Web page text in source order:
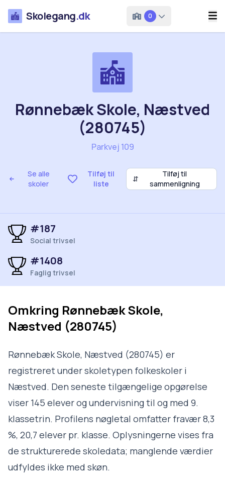
Skolegang.dk 0
Se alle
skoler
Tilføj til
liste
⇵
Tilføj til
sammenligning
Rønnebæk Skole, Næstved
(280745)
Parkvej 109
#187
Social trivsel
#1408
Faglig trivsel
Omkring Rønnebæk Skole,
Næstved (280745)
Rønnebæk Skole, Næstved (280745) er
registreret under skoletypen folkeskoler i
Næstved. Den seneste tilgængelige opgørelse
viser 145 elever og undervisning til og med 9.
klassetrin. Profilens nøgletal omfatter fravær 8,3
%, 20,7 elever pr. klasse. Oplysningerne vises fra
de strukturerede skoledata; manglende værdier
udfyldes ikke med skøn.